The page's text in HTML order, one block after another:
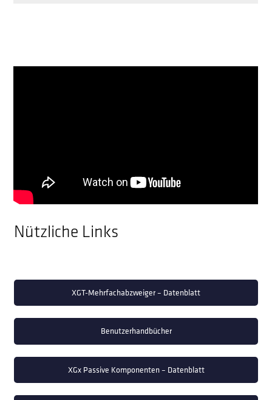
Nützliche Links
XGT-Mehrfachabzweiger – Datenblatt
Benutzerhandbücher
XGx Passive Komponenten – Datenblatt